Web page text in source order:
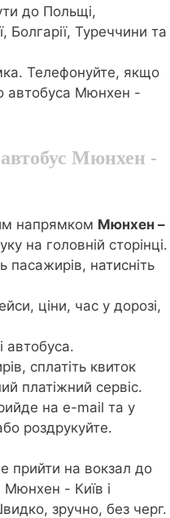
до Польщі,
Болгарії, Туреччини та
Телефонуйте, якщо
автобуса Мюнхен -
Мюнхен -
напрямком Мюнхен –
на головній сторінці.
пасажирів, натисніть
ціни, час у дорозі,
автобуса.
сплатіть квиток
платіжний сервіс.
на e-mail та у
роздрукуйте.
прийти на вокзал до
Мюнхен - Київ і
зручно, без черг.